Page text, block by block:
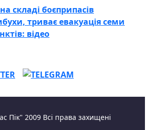
складі боєприпасів
триває евакуація семи
відео
Пік" 2009 Всі права захищені